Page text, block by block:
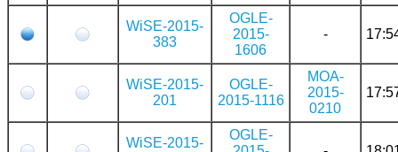
WiSE-2015-
383
OGLE-
2015-
1606
-
WiSE-2015-
201
OGLE-
2015-1116
MOA-
2015-
0210
WiSE-2015-
OGLE-